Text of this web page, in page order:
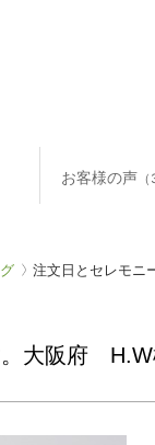
お客様の声
注文日とセレモニ
大阪府 H.W